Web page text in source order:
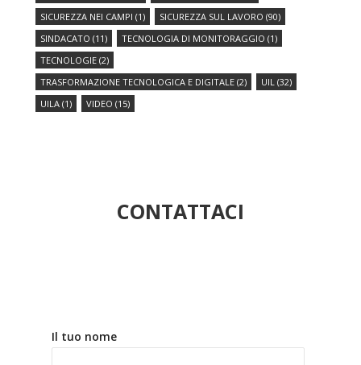
SICUREZZA NEI CAMPI (1) SICUREZZA SUL LAVORO (90)
SINDACATO (11) TECNOLOGIA DI MONITORAGGIO (1)
TECNOLOGIE (2)
TRASFORMAZIONE TECNOLOGICA E DIGITALE (2) UIL (32)
UILA (1) VIDEO (15)
CONTATTACI
Il tuo nome